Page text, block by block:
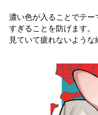
濃い色が入ることでテー
すぎることを防げます。
見ていて疲れないような